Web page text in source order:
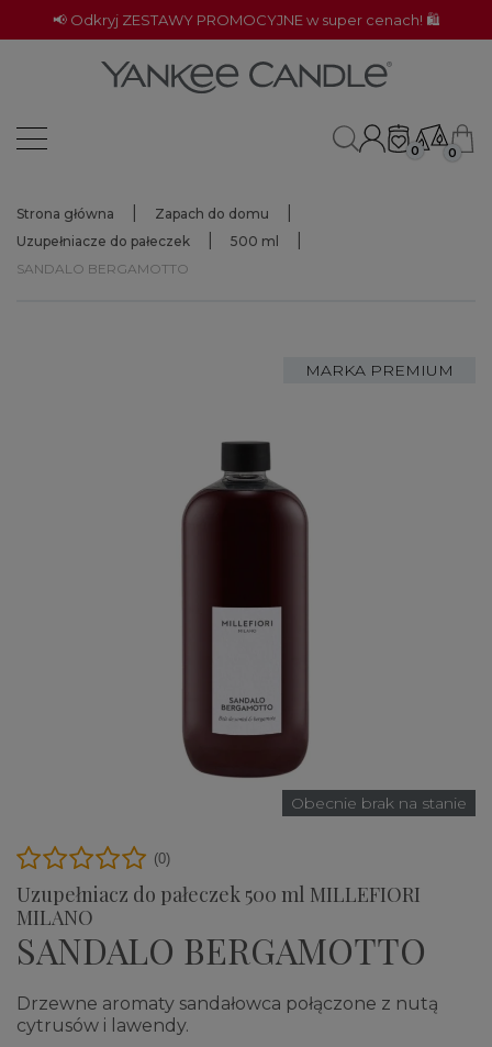
📢 Odkryj ZESTAWY PROMOCYJNE w super cenach! 🛍️
0 0
Strona główna
Zapach do domu
Uzupełniacze do pałeczek
500 ml
SANDALO BERGAMOTTO
MARKA PREMIUM
Obecnie brak na stanie
Uzupełniacz do pałeczek 500 ml MILLEFIORI
MILANO
SANDALO BERGAMOTTO
(0)
Drzewne aromaty sandałowca połączone z nutą
cytrusów i lawendy.